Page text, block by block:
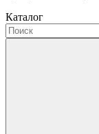
Каталог